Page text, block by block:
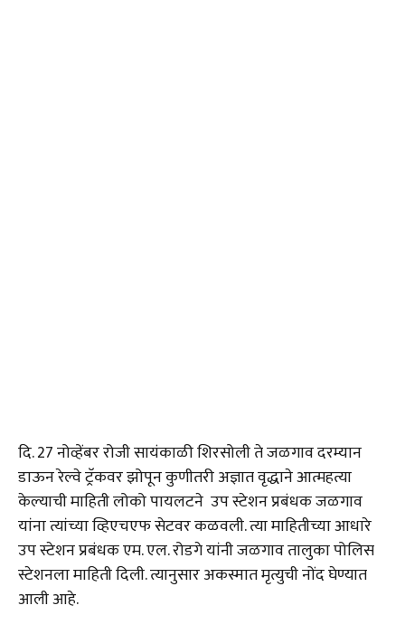
दि. 27 नोव्हेंबर रोजी सायंकाळी शिरसोली ते जळगाव दरम्यान
डाऊन रेल्वे ट्रॅकवर झोपून कुणीतरी अज्ञात वृद्धाने आत्महत्या
केल्याची माहिती लोको पायलटने उप स्टेशन प्रबंधक जळगाव
यांना त्यांच्या व्हिएचएफ सेटवर कळवली. त्या माहितीच्या आधारे
उप स्टेशन प्रबंधक एम. एल. रोडगे यांनी जळगाव तालुका पोलिस
स्टेशनला माहिती दिली. त्यानुसार अकस्मात मृत्युची नोंद घेण्यात
आली आहे.